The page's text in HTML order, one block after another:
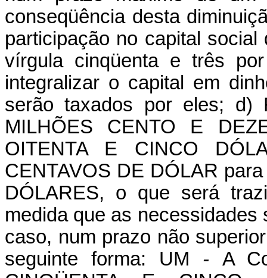
conseqüência desta
participação no capital
vírgula cinqüenta e três
integralizar o capital em
serão taxados por eles; d)
MILHÕES CENTO E
OITENTA E CINCO
CENTAVOS DE DÓLAR
DÓLARES, o que será
medida que as
caso, num prazo não
seguinte forma: UM - A